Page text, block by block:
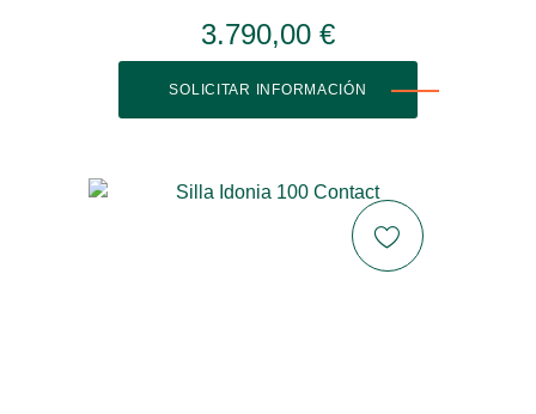
3.790,00 €
SOLICITAR INFORMACIÓN